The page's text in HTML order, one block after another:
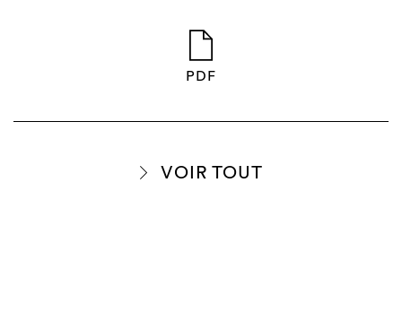
PDF
VOIR TOUT